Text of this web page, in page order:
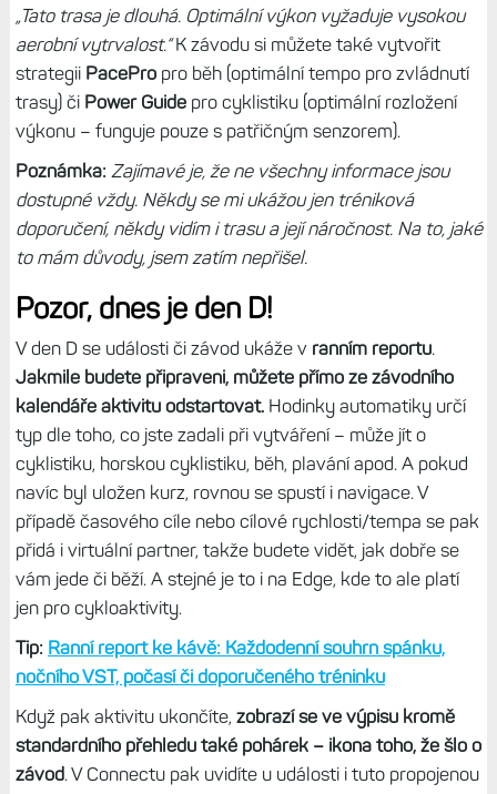
„Tato trasa je dlouhá. Optimální výkon vyžaduje vysokou
aerobní vytrvalost.“K závodu si můžete také vytvořit
strategii PacePropro běh (optimální tempo pro zvládnutí
trasy) či Power Guidepro cyklistiku (optimální rozložení
výkonu – funguje pouze s patřičným senzorem).
Poznámka: Zajímavé je, že ne všechny informace jsou
dostupné vždy. Někdy se mi ukážou jen tréniková
doporučení, někdy vidím i trasu a její náročnost. Na to, jaké
to mám důvody, jsem zatím nepřišel.
Pozor, dnes je den D!
V den D se události či závod ukáže v ranním reportu.
Jakmile budete připraveni, můžete přímo ze závodního
kalendáře aktivitu odstartovat.Hodinky automatiky určí
typ dle toho, co jste zadali při vytváření – může jít o
cyklistiku, horskou cyklistiku, běh, plavání apod. A pokud
navíc byl uložen kurz, rovnou se spustí i navigace. V
případě časového cíle nebo cílové rychlosti/tempa se pak
přidá i virtuální partner, takže budete vidět, jak dobře se
vám jede či běží. A stejné je to i na Edge, kde to ale platí
jen pro cykloaktivity.
Tip: Ranní report ke kávě: Každodenní souhrn spánku,
nočního VST, počasí či doporučeného tréninku
Když pak aktivitu ukončíte, zobrazí se ve výpisu kromě
standardního přehledu také pohárek – ikona toho, že šlo o
závod. V Connectu pak uvidíte u události i tuto propojenou